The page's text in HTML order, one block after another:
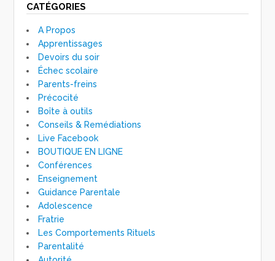
CATÉGORIES
A Propos
Apprentissages
Devoirs du soir
Échec scolaire
Parents-freins
Précocité
Boîte à outils
Conseils & Remédiations
Live Facebook
BOUTIQUE EN LIGNE
Conférences
Enseignement
Guidance Parentale
Adolescence
Fratrie
Les Comportements Rituels
Parentalité